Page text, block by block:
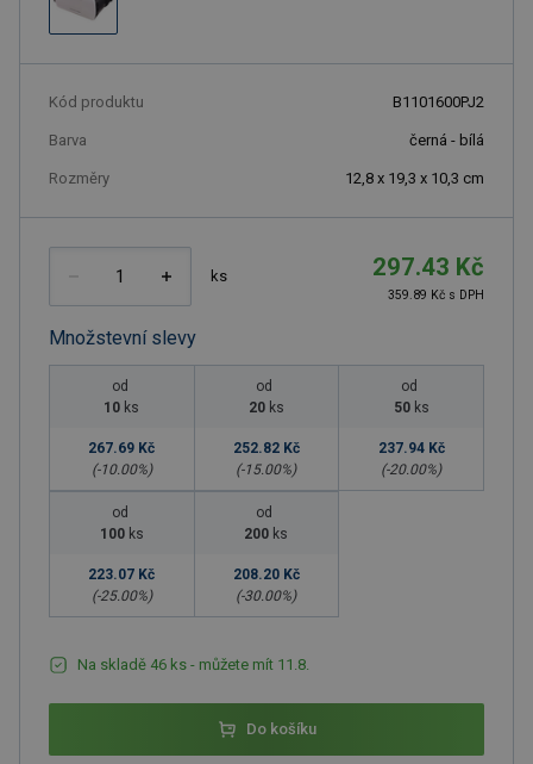
Kód produktu B1101600PJ2
Barva černá - bílá
Rozměry 12,8 x 19,3 x 10,3 cm
ks 297.43 Kč
359.89 Kč s DPH
Množstevní slevy
od
10 ks
267.69 Kč
(-10.00%)
od
20 ks
252.82 Kč
(-15.00%)
od
50 ks
237.94 Kč
(-20.00%)
od
100 ks
223.07 Kč
(-25.00%)
od
200 ks
208.20 Kč
(-30.00%)
Na skladě 46 ks - můžete mít 11.8.
Do košíku